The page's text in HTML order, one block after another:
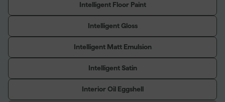
Intelligent Floor Paint
Intelligent Gloss
Intelligent Matt Emulsion
Intelligent Satin
Interior Oil Eggshell